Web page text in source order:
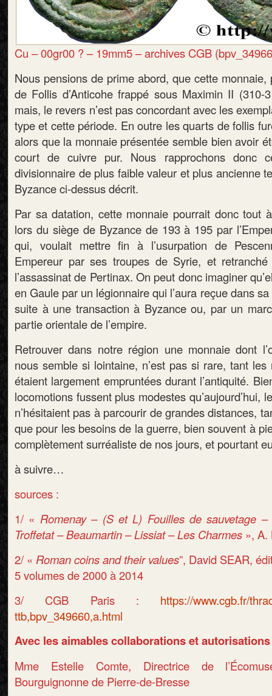
Cu – 00gr00 ? – 19mm5 – archives CGB
Nous pensions de prime abord, que cette
de Follis d’Anticohe frappé sous Maximin II (310-
mais, le revers n’est pas concordant avec les
type et cette période. En outre les quarts de follis
alors que la monnaie présentée semble bien avoir
court de cuivre pur. Nous rapprochons donc
divisionnaire de plus faible valeur et plus ancienne
Byzance ci-dessus décrit.
Par sa datation, cette monnaie pourrait donc tout
lors du siège de Byzance de 193 à 195 par
qui, voulait mettre fin à l’usurpation de
Empereur par ses troupes de Syrie, et
l’assassinat de Pertinax. On peut donc imaginer
en Gaule par un légionnaire qui l’aura reçue dans
suite à une transaction à Byzance ou, par un
partie orientale de l’empire.
Retrouver dans notre région une monnaie dont
nous semble si lointaine, n’est pas si rare, tant les
étaient largement empruntées durant l’antiquité.
locomotions fussent plus modestes qu’aujourd’hui,
n’hésitaient pas à parcourir de grandes distances,
que pour les besoins de la guerre, bien souvent à
complètement surréaliste de nos jours, et pourtant
à suivre…
sources :
1/ « Romenay – (S et L) Fouilles de sauvetage
Troffetat – Beaumartin – Lissiat – Les Charmes », A.
2/ « Roman coins and their values”, David SEAR,
5 volumes de 2000 à 2014
3/ CGB Paris : https://www.cgb.fr/
ttb,bpv_349660,a.html
Avec les aimables collaborations et
Mme Estelle Comte, Directrice de
Bourguignonne de Pierre-de-Bresse